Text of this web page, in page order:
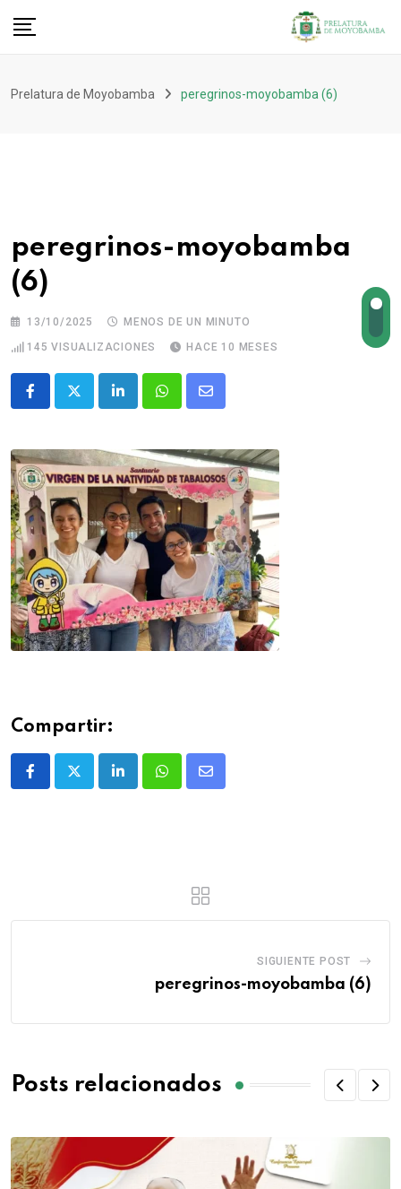
Prelatura de Moyobamba peregrinos-moyobamba (6)
peregrinos-moyobamba
(6)
13/10/2025
MENOS DE UN MINUTO
145 VISUALIZACIONES HACE 10 MESES
Compartir:
SIGUIENTE POST
peregrinos-moyobamba (6)
Posts relacionados